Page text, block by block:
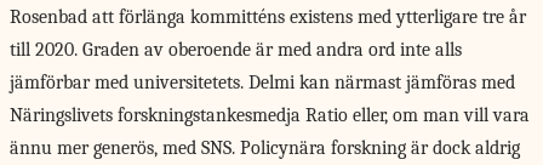
Rosenbad att förlänga kommitténs existens med ytterligare tre år
till 2020. Graden av oberoende är med andra ord inte alls
jämförbar med universitetets. Delmi kan närmast jämföras med
Näringslivets forskningstankesmedja Ratio eller, om man vill vara
ännu mer generös, med SNS. Policynära forskning är dock aldrig